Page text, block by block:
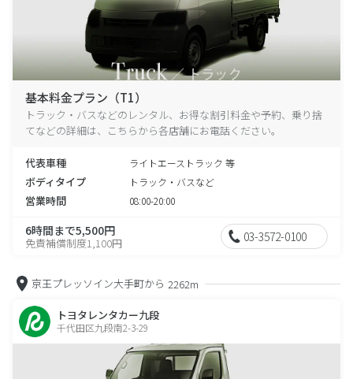
基本料金プラン（T1）
トラック・バスなどのレンタル、お得な割引料金や予約、乗り捨
てなどの詳細は、こちらから各店舗にお電話ください。
代表車種 ライトエーストラック 等
ボディタイプ トラック・バスなど
営業時間 08:00-20:00
6時間まで5,500円
免責補償制度1,100円 03-3572-0100
京王プレッソイン大手町から 2262m
トヨタレンタカー九段
千代田区九段南2-3-29